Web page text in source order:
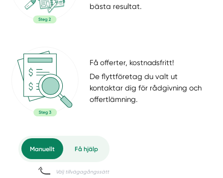
bästa resultat.
Få offerter, kostnadsfritt!
De flyttföretag du valt ut
kontaktar dig för rådgivning och
offertlämning.